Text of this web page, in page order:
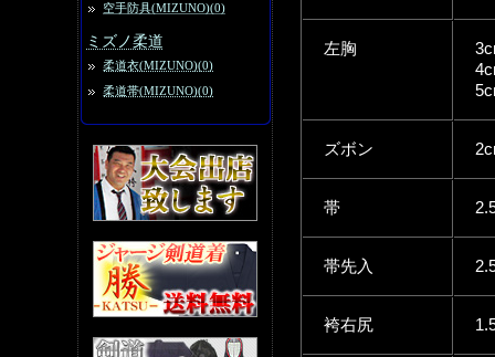
空手防具(MIZUNO)(0)
ミズノ柔道
柔道衣(MIZUNO)(0)
柔道帯(MIZUNO)(0)
左胸
ズボン
帯
帯先入
袴右尻